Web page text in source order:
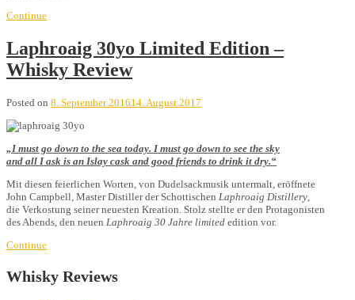
Continue
Laphroaig 30yo Limited Edition –
Whisky Review
Posted on 8. September 201614. August 2017
„I must go down to the sea today. I must go down to see the sky
and all I ask is an Islay cask and good friends to drink it dry.“
Mit diesen feierlichen Worten, von Dudelsackmusik untermalt, eröffnete
John Campbell, Master Distiller der Schottischen Laphroaig Distillery
die Verkostung seiner neuesten Kreation. Stolz stellte er den Protagonisten
des Abends, den neuen Laphroaig 30 Jahre limited edition vor.
Continue
Whisky Reviews